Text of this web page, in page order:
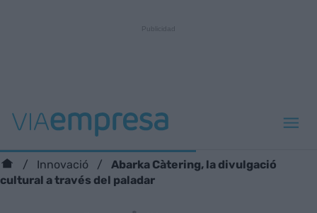
Innovació
Abarka Càtering, la divulgació
cultural a través del paladar